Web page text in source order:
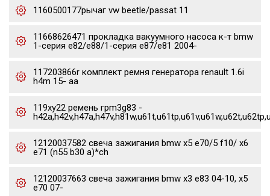
1160500177рычаг vw beetle/passat 11
11668626471 прокладка вакуумного насоса к-т bmw
1-серия e82/e88/1-серия e87/e81 2004-
117203866r комплект ремня генератора renault 1.6i
h4m 15- aa
119xy22 ремень грm3g83 -
12120037582 свеча зажигания bmw x5 e70/5 f10/ x6
e71 (n55 b30 a)*ch
12120037663 свеча зажигания bmw x3 e83 04-10, x5
e70 07-